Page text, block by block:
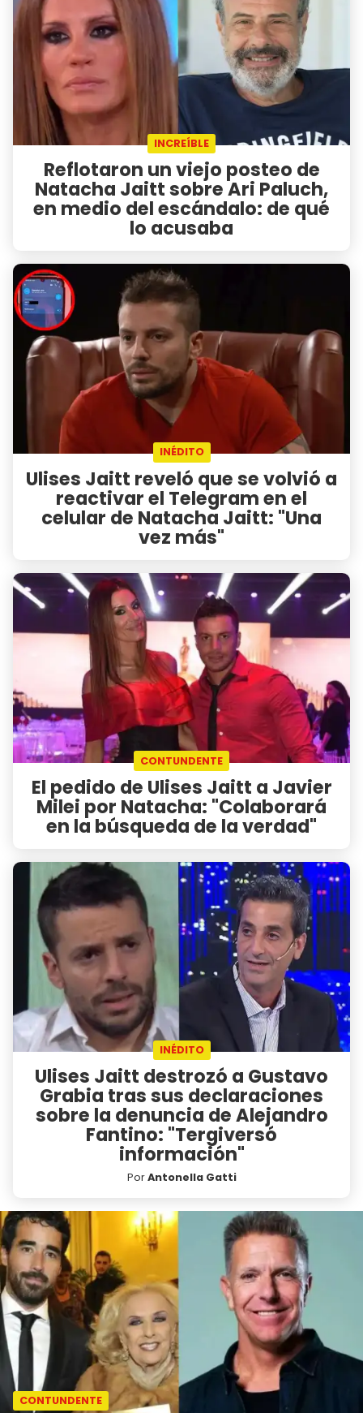
INCREÍBLE
Reflotaron un viejo posteo de
Natacha Jaitt sobre Ari Paluch,
en medio del escándalo: de qué
lo acusaba
INÉDITO
Ulises Jaitt reveló que se volvió a
reactivar el Telegram en el
celular de Natacha Jaitt: "Una
vez más"
CONTUNDENTE
El pedido de Ulises Jaitt a Javier
Milei por Natacha: "Colaborará
en la búsqueda de la verdad"
INÉDITO
Ulises Jaitt destrozó a Gustavo
Grabia tras sus declaraciones
sobre la denuncia de Alejandro
Fantino: "Tergiversó
información"
PorAntonella Gatti
CONTUNDENTE